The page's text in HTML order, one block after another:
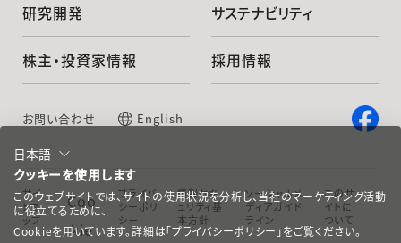
研究開発 サステナビリティ
株主・投資家情報 採用情報
お問い合わせ English
サイ
トマ
ップ
Coo
kie
プライバ
シーポリ
シー
情報セキ
ュリティ基
本方針
ソーシャルメ
ディアガイド
ライン
このサ
イトに
ついて
日本語
クッキーを使用します
このウェブサイトでは、サイトの使用状況を分析し、当社のマーケティング活動
に役立てるために、
Cookieを用いています。詳細は「プライバシーポリシー」をご覧ください。